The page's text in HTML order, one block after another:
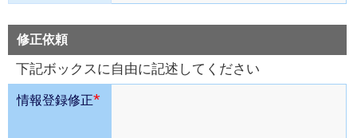
修正依頼
下記ボックスに自由に記述してください
情報登録修正*